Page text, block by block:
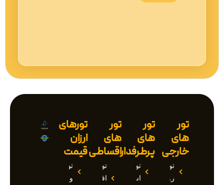
تور
های
خارجی
تور
روسیه
تور
های
پرطرفدار
تور
استانبول
تور
های
اقساطی
تور
اقساطی
تورهای
ارزان
قیمت
تور
وان